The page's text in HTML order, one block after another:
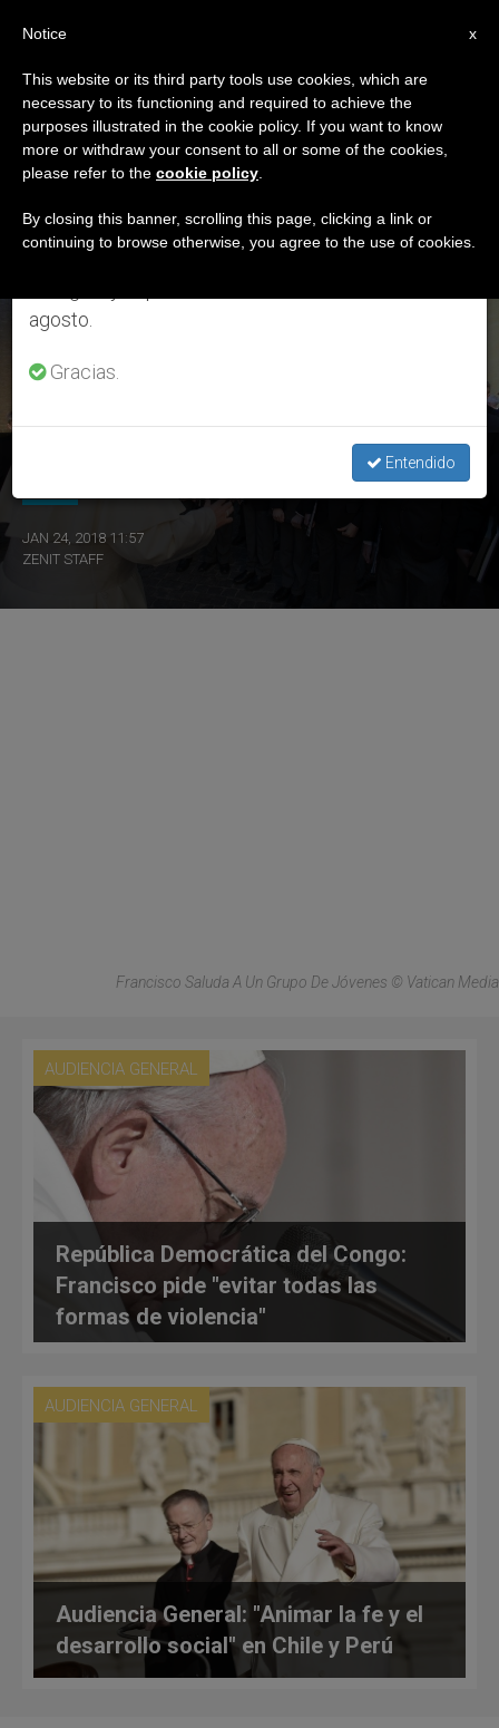
ETIQUETA
Posts Tagged ‘24
Enero 2018’
ÚLTIMAS NOTICIAS
Jóvenes: San Francisco de Sales, "modelo de dulzura"
JAN 24, 2018 11:57
ZENIT STAFF
Francisco Saluda A Un Grupo De Jóvenes © Vatican Media
AUDIENCIA GENERAL
República Democrática del Congo:
Francisco pide "evitar todas las
formas de violencia"
AUDIENCIA GENERAL
Audiencia General: "Animar la fe y el
desarrollo social" en Chile y Perú
×
Aviso importante
Del 27 de julio al 7 de agosto haremos la pausa
anual, aprovechando que en el periodo de verano
se generan menos informaciones y también el
agosto.
Gracias.
Entendido
x
Notice
This website or its third party tools use cookies, which are
necessary to its functioning and required to achieve the
purposes illustrated in the cookie policy. If you want to know
more or withdraw your consent to all or some of the cookies,
please refer to the cookie policy
By closing this banner, scrolling this page, clicking a link or
continuing to browse otherwise, you agree to the use of cookies.